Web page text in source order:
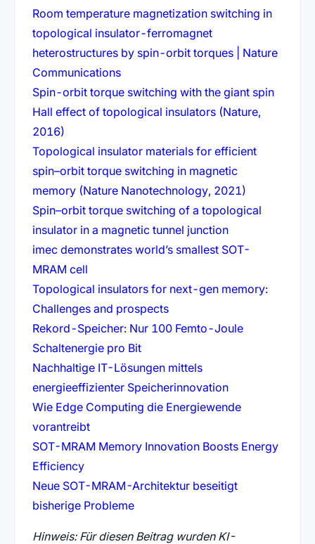
Room temperature magnetization switching in
topological insulator-ferromagnet
heterostructures by spin-orbit torques | Nature
Communications(öffnet in neuem Tab)
Spin-orbit torque switching with the giant spin
Hall effect of topological insulators (Nature,
2016)(öffnet in neuem Tab)
Topological insulator materials for efficient
spin–orbit torque switching in magnetic
memory (Nature Nanotechnology, 2021)(öffnet in
Spin–orbit torque switching of a topological
insulator in a magnetic tunnel junction(öffnet in neuem
imec demonstrates world’s smallest SOT-
MRAM cell(öffnet in neuem Tab)
Topological insulators for next-gen memory:
Challenges and prospects(öffnet in neuem Tab)
Rekord-Speicher: Nur 100 Femto-Joule
Schaltenergie pro Bit(öffnet in neuem Tab)
Nachhaltige IT-Lösungen mittels
energieeffizienter Speicherinnovation(öffnet in neuem
Wie Edge Computing die Energiewende
vorantreibt(öffnet in neuem Tab)
SOT-MRAM Memory Innovation Boosts Energy
Efficiency(öffnet in neuem Tab)
Neue SOT-MRAM-Architektur beseitigt
bisherige Probleme(öffnet in neuem Tab)
Hinweis: Für diesen Beitrag wurden KI-